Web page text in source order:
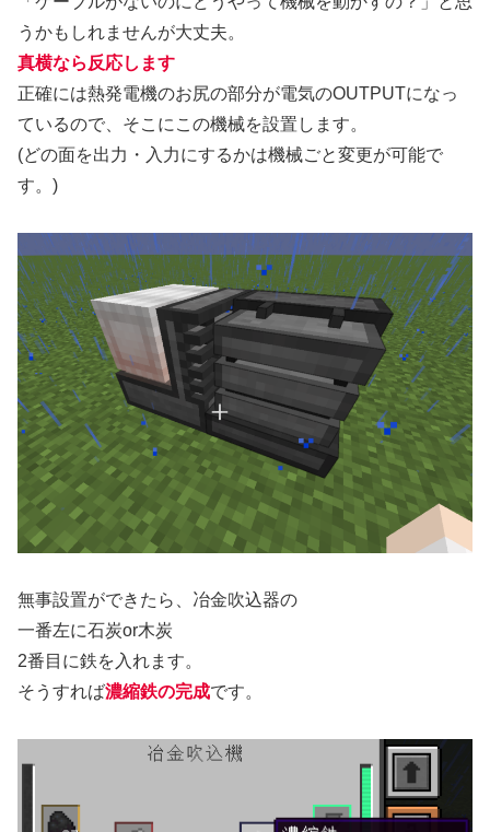
うかもしれませんが大丈夫。
真横なら反応します
正確には熱発電機のお尻の部分が電気のOUTPUTになっ
ているので、そこにこの機械を設置します。
(どの面を出力・入力にするかは機械ごと変更が可能で
す。)
無事設置ができたら、冶金吹込器の
一番左に石炭or木炭
2番目に鉄を入れます。
そうすれば濃縮鉄の完成です。